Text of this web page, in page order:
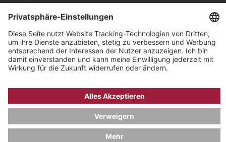
Youtube
Bachmann & Scher GmbH / Watchandco GmbH
IMPRESSUM
AGB & WIDERRUF
COOKIE-EINSTELLUNGEN